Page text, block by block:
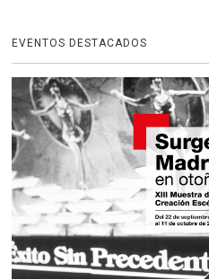
EVENTOS DESTACADOS